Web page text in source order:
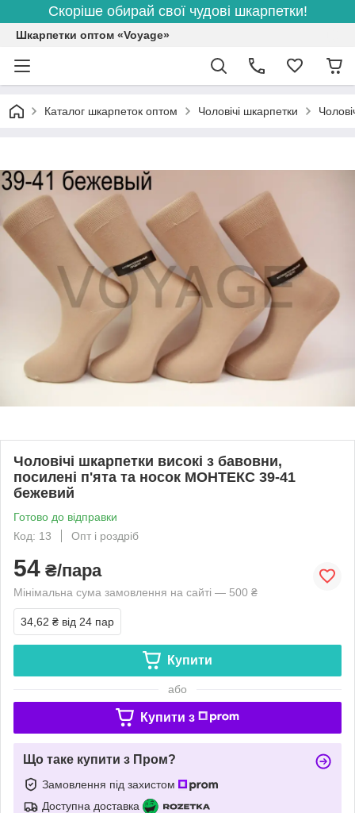
Скоріше обирай свої чудові шкарпетки!
Шкарпетки оптом «Voyage»
Каталог шкарпеток оптом Чоловічі шкарпетки
Чоловічі шкарпетки високі з бавовни,
посилені п'ята та носок МОНТЕКС 39-41
бежевий
Готово до відправки
Код: 13
Опт і роздріб
54 ₴/пара
Мінімальна сума замовлення на сайті — 500 ₴
34,62 ₴ від 24 пар
Купити
або
Купити з
Що таке купити з Пром?
Замовлення під захистом
Доступна доставка